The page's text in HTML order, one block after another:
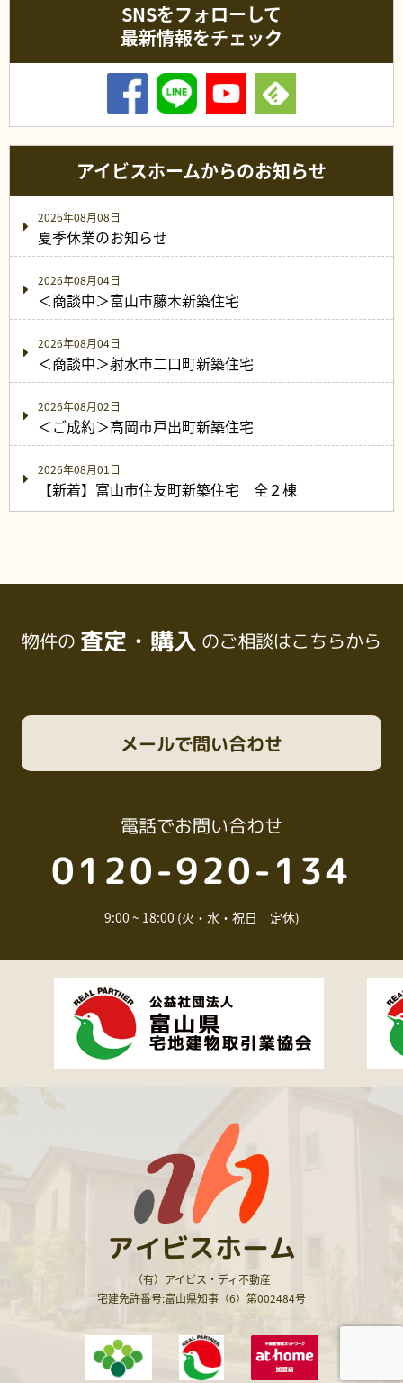
SNSをフォローして
最新情報をチェック
アイビスホームからのお知らせ
2026年08月08日
夏季休業のお知らせ
2026年08月04日
＜商談中＞富山市藤木新築住宅
2026年08月04日
＜商談中＞射水市二口町新築住宅
2026年08月02日
＜ご成約＞高岡市戸出町新築住宅
2026年08月01日
【新着】富山市住友町新築住宅 全２棟
物件の 査定・購入 のご相談はこちらから
電話でお問い合わせ
0120-920-134
9:00 ~ 18:00 (火・水・祝日 定休)
メールで問い合わせ
アイビスホーム
（有）アイビス・ディ不動産
宅建免許番号:富山県知事（6）第002484号